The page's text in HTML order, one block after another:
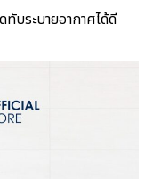
บระบายอากาศได้ดี